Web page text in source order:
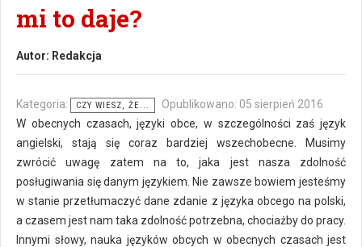
mi to daje?
Autor: Redakcja
Kategoria: CZY WIESZ, ŻE...
Opublikowano: 05 sierpień 2016
W obecnych czasach, języki obce, w szczególności zaś język
angielski, stają się coraz bardziej wszechobecne. Musimy
zwrócić uwagę zatem na to, jaka jest nasza zdolność
posługiwania się danym językiem. Nie zawsze bowiem jesteśmy
w stanie przetłumaczyć dane zdanie z języka obcego na polski,
a czasem jest nam taka zdolność potrzebna, chociażby do pracy.
Innymi słowy, nauka języków obcych w obecnych czasach jest